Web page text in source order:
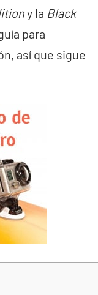
y la Black
para
así que sigue